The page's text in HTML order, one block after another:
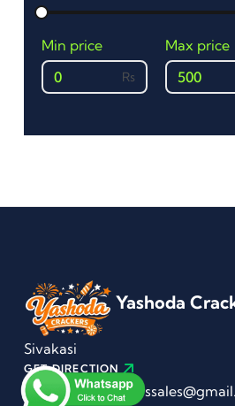
Min price
0
Max price
500
Yashoda
Sivakasi
GET DIRECTION